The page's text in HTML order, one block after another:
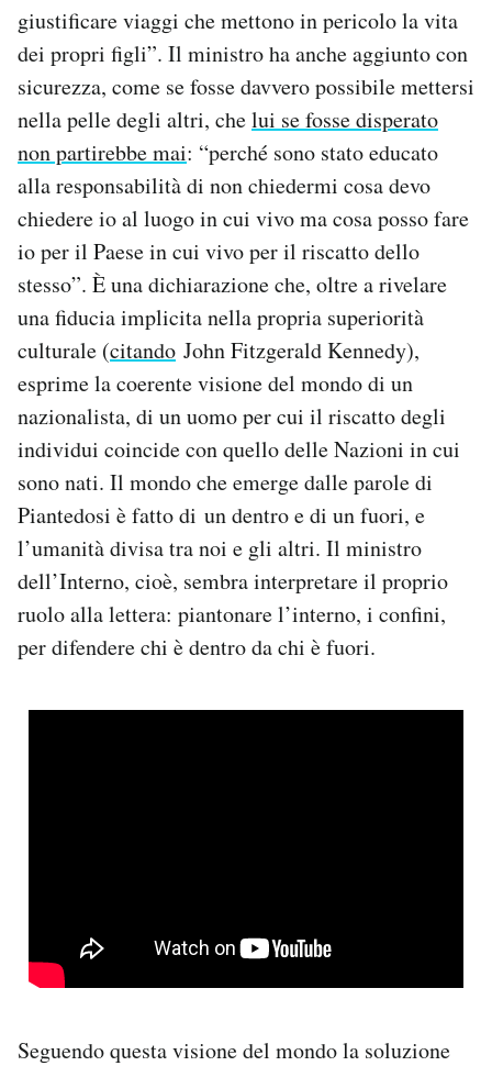
giustificare viaggi che mettono in pericolo la vita
dei propri figli”. Il ministro ha anche aggiunto con
sicurezza, come se fosse davvero possibile mettersi
nella pelle degli altri, chelui se fosse disperato
non partirebbe mai: “perché sono stato educato
alla responsabilità di non chiedermi cosa devo
chiedere io al luogo in cui vivo ma cosa posso fare
io per il Paese in cui vivo per il riscatto dello
stesso”. È una dichiarazione che, oltre a rivelare
una fiducia implicita nella propria superiorità
culturale (citando John Fitzgerald Kennedy),
esprime la coerente visione del mondo di un
nazionalista, di un uomo per cui il riscatto degli
individui coincide con quello delle Nazioni in cui
sono nati. Il mondo che emerge dalle parole di
Piantedosi è fatto di un dentro e di un fuori, e
l’umanità divisa tra noi e gli altri. Il ministro
dell’Interno, cioè, sembra interpretare il proprio
ruolo alla lettera: piantonare l’interno, i confini,
per difendere chi è dentro da chi è fuori.
Seguendo questa visione del mondo la soluzione